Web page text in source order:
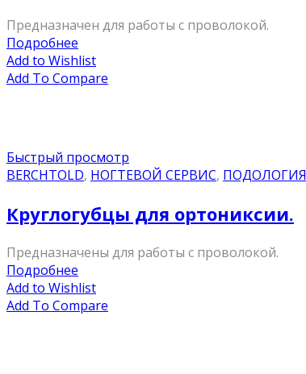
Предназначен для работы с проволокой.
Подробнее
Add to Wishlist
Add To Compare
Быстрый просмотр
BERCHTOLD, НОГТЕВОЙ СЕРВИС, ПОДОЛОГИЯ
Круглогубцы для ортониксии.
Предназначены для работы с проволокой.
Подробнее
Add to Wishlist
Add To Compare